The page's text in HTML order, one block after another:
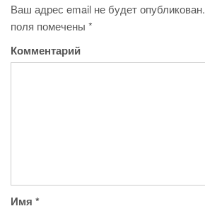
Ваш адрес email не будет опубликован.
поля помечены *
Комментарий
Имя *